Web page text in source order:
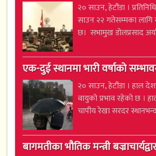
२० साउन, हेटौंडा ।
साउन २२ गतेसम्मका लागि
छ। सभामुख डोलप्रसाद
एक-दुई स्थानमा भारी वर्षाको
२० साउन, हेटौंडा । हाल
वायुको प्रभाव रहेको छ ।
चापीय रेखा सरदर
बागमतीका भौतिक मन्त्री